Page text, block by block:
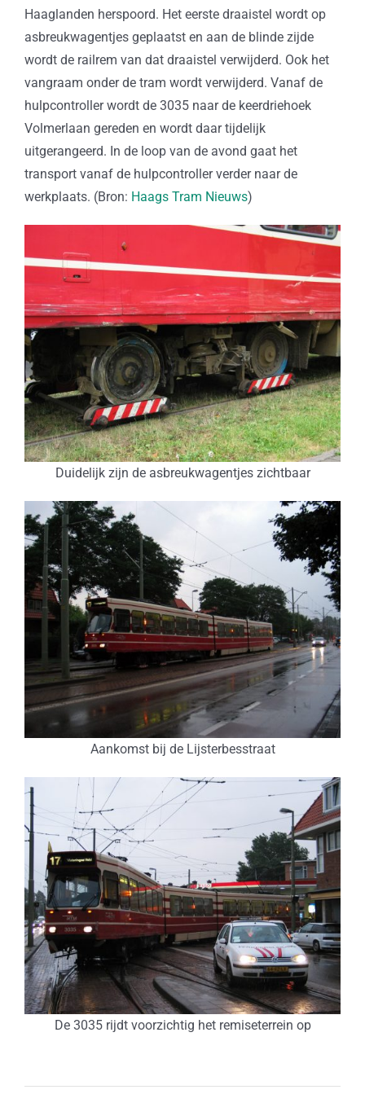
Haaglanden herspoord. Het eerste draaistel wordt op
asbreukwagentjes geplaatst en aan de blinde zijde
wordt de railrem van dat draaistel verwijderd. Ook het
vangraam onder de tram wordt verwijderd. Vanaf de
hulpcontroller wordt de 3035 naar de keerdriehoek
Volmerlaan gereden en wordt daar tijdelijk
uitgerangeerd. In de loop van de avond gaat het
transport vanaf de hulpcontroller verder naar de
werkplaats. (Bron: Haags Tram Nieuws)
Duidelijk zijn de asbreukwagentjes zichtbaar
Aankomst bij de Lijsterbesstraat
De 3035 rijdt voorzichtig het remiseterrein op